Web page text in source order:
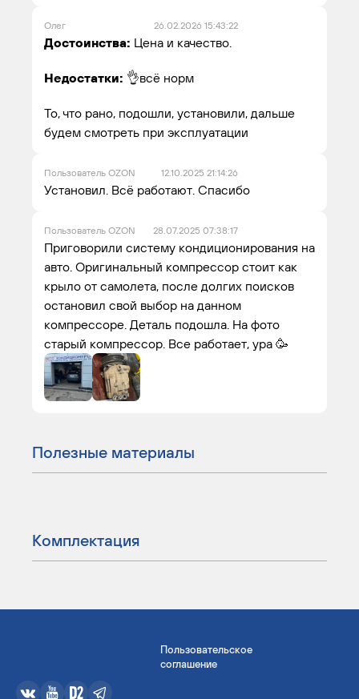
Олег 26.02.2026 15:43:22
Достоинства: Цена и качество.
Недостатки: 👌всë норм
То, что рано, подошли, установили, дальше
будем смотреть при эксплуатации
Пользователь OZON 12.10.2025 21:14:26
Установил. Всё работают. Спасибо
Пользователь OZON 28.07.2025 07:38:17
Приговорили систему кондиционирования на
авто. Оригинальный компрессор стоит как
крыло от самолета, после долгих поисков
остановил свой выбор на данном
компрессоре. Деталь подошла. На фото
старый компрессор. Все работает, ура 🥳
Полезные материалы
Комплектация
Пользовательское
соглашение